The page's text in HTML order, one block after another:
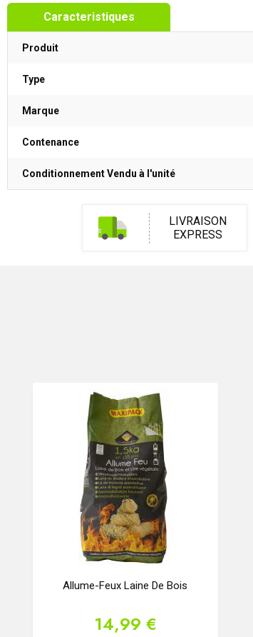
Caracteristiques
Produit
Type
Marque
Contenance
Conditionnement Vendu à l'unité
LIVRAISON
EXPRESS
Allume-Feux Laine De Bois
14,99 €